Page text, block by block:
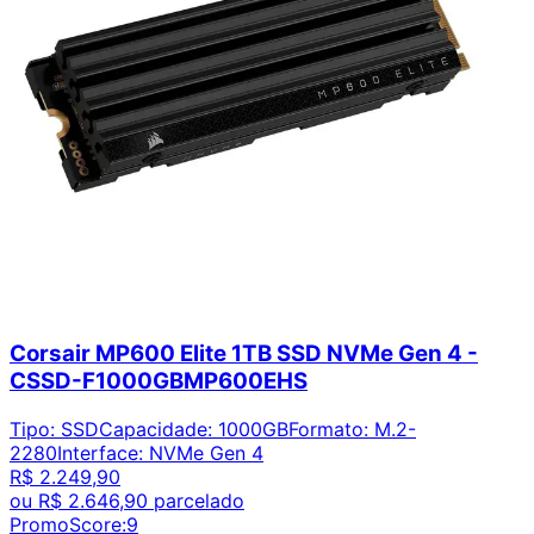
Corsair MP600 Elite 1TB SSD NVMe Gen 4 -
CSSD-F1000GBMP600EHS
Tipo: SSDCapacidade: 1000GBFormato: M.2-
2280Interface: NVMe Gen 4
R$ 2.249,90
ou R$ 2.646,90 parcelado
PromoScore:9